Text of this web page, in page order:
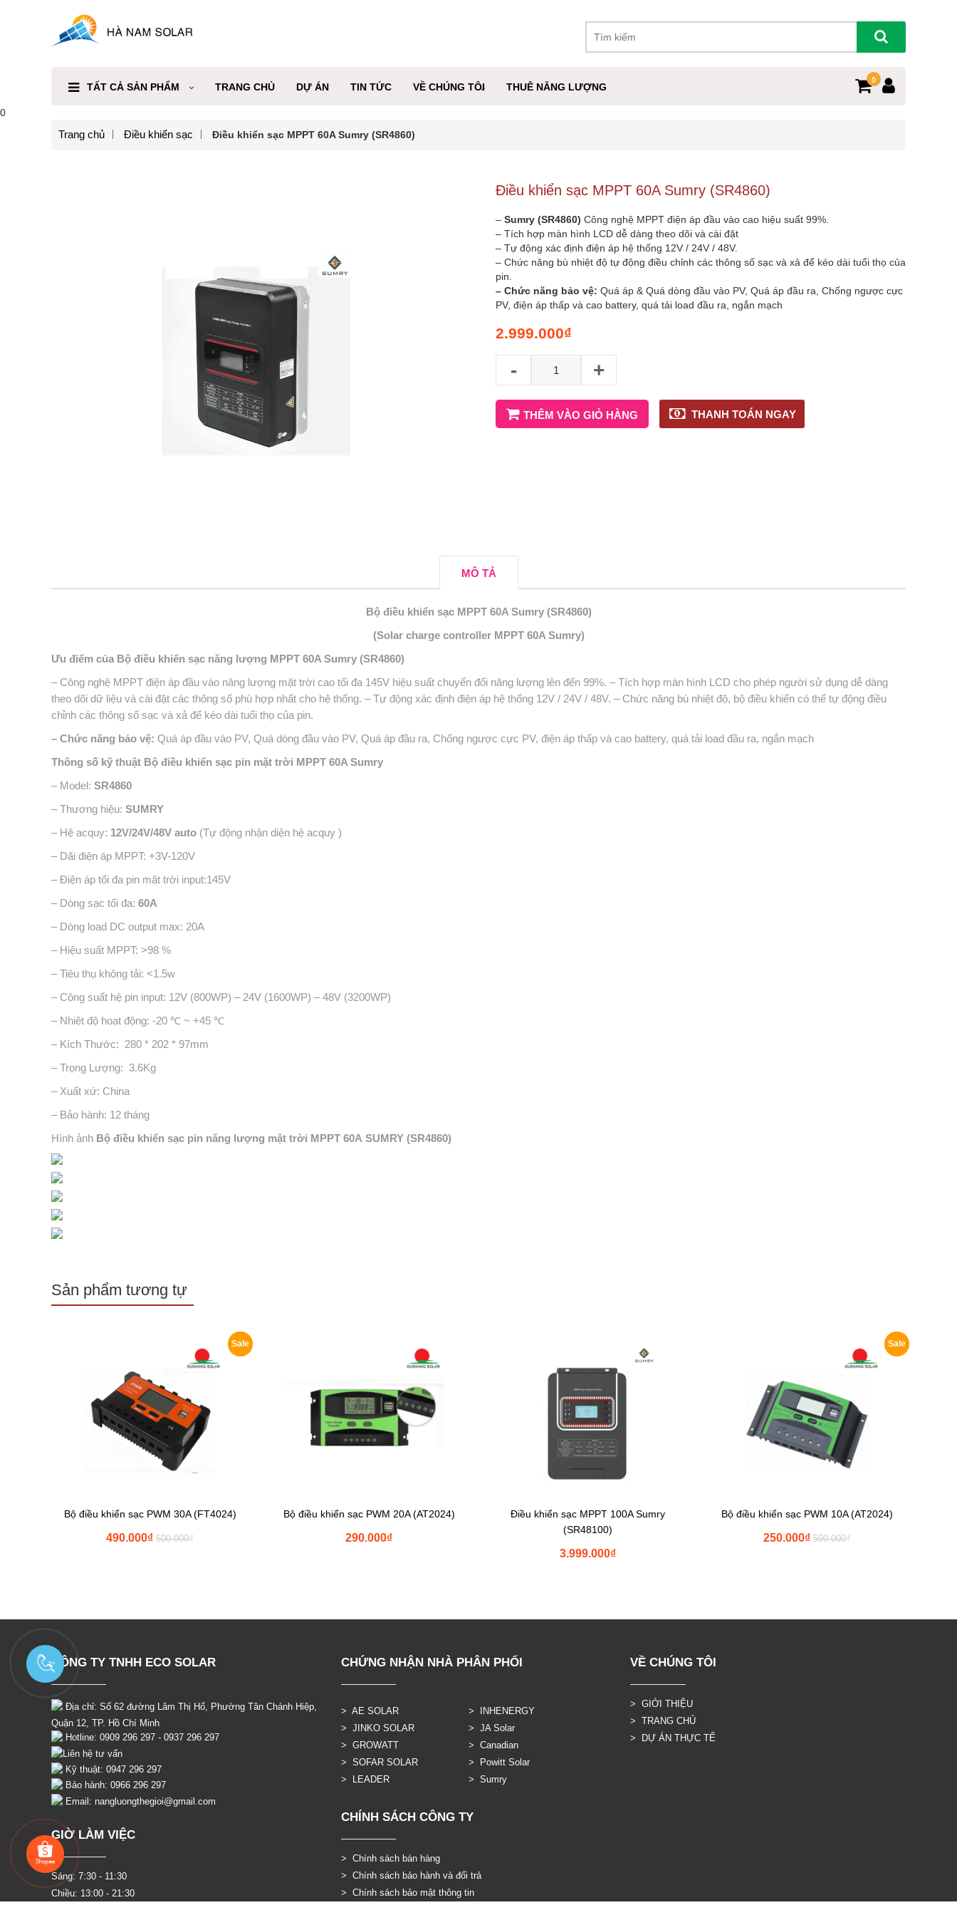
TẤT CẢ SẢN PHẨM TRANG CHỦ DỰ ÁN TIN TỨC VỀ CHÚNG TÔI THUÊ NĂNG LƯỢNG
0
0
Trang chủ Điều khiển sạc Điều khiển sạc MPPT 60A Sumry (SR4860)
Điều khiển sạc MPPT 60A Sumry (SR4860)
– Sumry (SR4860) Công nghệ MPPT điện áp đầu vào cao hiệu suất 99%.
– Tích hợp màn hình LCD dễ dàng theo dõi và cài đặt
– Tự động xác định điện áp hệ thống 12V / 24V / 48V.
– Chức năng bù nhiệt độ tự động điều chỉnh các thông số sạc và xả để kéo dài tuổi thọ của
pin.
– Chức năng bảo vệ: Quá áp & Quá dòng đầu vào PV, Quá áp đầu ra, Chống ngược cực
PV, điện áp thấp và cao battery, quá tải load đầu ra, ngắn mạch
₫
2.999.000
- +
THÊM VÀO GIỎ HÀNG THANH TOÁN NGAY
MÔ TẢ
Bộ điều khiển sạc MPPT 60A Sumry (SR4860)
(Solar charge controller MPPT 60A Sumry)
Ưu điểm của Bộ điều khiển sạc năng lượng MPPT 60A Sumry (SR4860)
– Công nghệ MPPT điện áp đầu vào năng lượng mặt trời cao tối đa 145V hiệu suất chuyển đổi năng lượng lên đến 99%. – Tích hợp màn hình LCD cho phép người sử dụng dễ dàng
theo dõi dữ liệu và cài đặt các thông số phù hợp nhất cho hệ thống. – Tự động xác định điện áp hệ thống 12V / 24V / 48V. – Chức năng bù nhiệt độ, bộ điều khiển có thể tự động điều
chỉnh các thông số sạc và xả để kéo dài tuổi thọ của pin.
– Chức năng bảo vệ: Quá áp đầu vào PV, Quá dòng đầu vào PV, Quá áp đầu ra, Chống ngược cực PV, điện áp thấp và cao battery, quá tải load đầu ra, ngắn mạch
Thông số kỹ thuật Bộ điều khiển sạc pin mặt trời MPPT 60A Sumry
– Model: SR4860
– Thương hiệu: SUMRY
– Hệ acquy: 12V/24V/48V auto (Tự động nhận diện hệ acquy )
– Dãi điện áp MPPT: +3V-120V
– Điện áp tối đa pin mặt trời input:145V
– Dòng sạc tối đa: 60A
– Dòng load DC output max: 20A
– Hiệu suất MPPT: >98 %
– Tiêu thụ không tải: <1.5w
– Công suất hệ pin input: 12V (800WP) – 24V (1600WP) – 48V (3200WP)
– Nhiệt độ hoạt động: -20 ℃ ~ +45 ℃
– Kích Thước: 280 * 202 * 97mm
– Trọng Lượng: 3.6Kg
– Xuất xứ: China
– Bảo hành: 12 tháng
Hình ảnh Bộ điều khiển sạc pin năng lượng mặt trời MPPT 60A SUMRY (SR4860)
Sản phẩm tương tự
Sale
Bộ điều khiển sạc PWM 30A (FT4024)
₫
500.000
₫
490.000
Bộ điều khiển sạc PWM 20A (AT2024)
₫
290.000
Điều khiển sạc MPPT 100A Sumry
(SR48100)
₫
3.999.000
Sale
Bộ điều khiển sạc PWM 10A (AT2024)
₫
590.000
₫
250.000
CÔNG TY TNHH ECO SOLAR
Địa chỉ: Số 62 đường Lâm Thị Hố, Phường Tân Chánh Hiệp,
Quận 12, TP. Hồ Chí Minh
Hotline: 0909 296 297 - 0937 296 297
Liên hệ tư vấn
Kỹ thuật: 0947 296 297
Bảo hành: 0966 296 297
Email: nangluongthegioi@gmail.com
GIỜ LÀM VIỆC
Sáng: 7:30 - 11:30
Chiều: 13:00 - 21:30
CHỨNG NHẬN NHÀ PHÂN PHỐI
> AE SOLAR
> JINKO SOLAR
> GROWATT
> SOFAR SOLAR
> LEADER
> INHENERGY
> JA Solar
> Canadian
> Powitt Solar
> Sumry
CHÍNH SÁCH CÔNG TY
> Chính sách bán hàng
> Chính sách bảo hành và đổi trả
> Chính sách bảo mật thông tin
VỀ CHÚNG TÔI
> GIỚI THIỆU
> TRANG CHỦ
> DỰ ÁN THỰC TẾ